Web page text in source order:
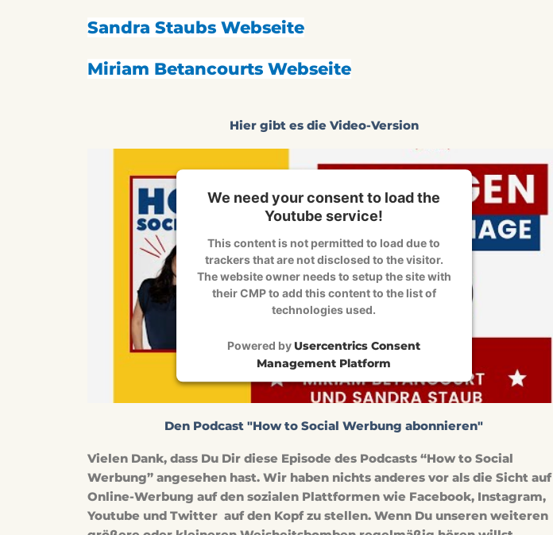
Sandra Staubs Webseite
Miriam Betancourts Webseite
Hier gibt es die Video-Version
We need your consent to load the
Youtube service!
This content is not permitted to load due to
trackers that are not disclosed to the visitor.
The website owner needs to setup the site with
their CMP to add this content to the list of
technologies used.
Powered by Usercentrics Consent
Management Platform
Den Podcast "How to Social Werbung abonnieren"
Vielen Dank, dass Du Dir diese Episode des Podcasts “How to Social
Werbung” angesehen hast. Wir haben nichts anderes vor als die Sicht auf
Online-Werbung auf den sozialen Plattformen wie Facebook, Instagram,
Youtube und Twitter auf den Kopf zu stellen. Wenn Du unseren weiteren